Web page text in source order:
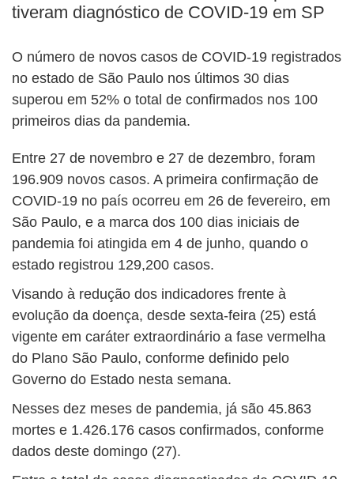
tiveram diagnóstico de COVID-19 em SP
O número de novos casos de COVID-19 registrados
no estado de São Paulo nos últimos 30 dias
superou em 52% o total de confirmados nos 100
primeiros dias da pandemia.
Entre 27 de novembro e 27 de dezembro, foram
196.909 novos casos. A primeira confirmação de
COVID-19 no país ocorreu em 26 de fevereiro, em
São Paulo, e a marca dos 100 dias iniciais de
pandemia foi atingida em 4 de junho, quando o
estado registrou 129,200 casos.
Visando à redução dos indicadores frente à
evolução da doença, desde sexta-feira (25) está
vigente em caráter extraordinário a fase vermelha
do Plano São Paulo, conforme definido pelo
Governo do Estado nesta semana.
Nesses dez meses de pandemia, já são 45.863
mortes e 1.426.176 casos confirmados, conforme
dados deste domingo (27).